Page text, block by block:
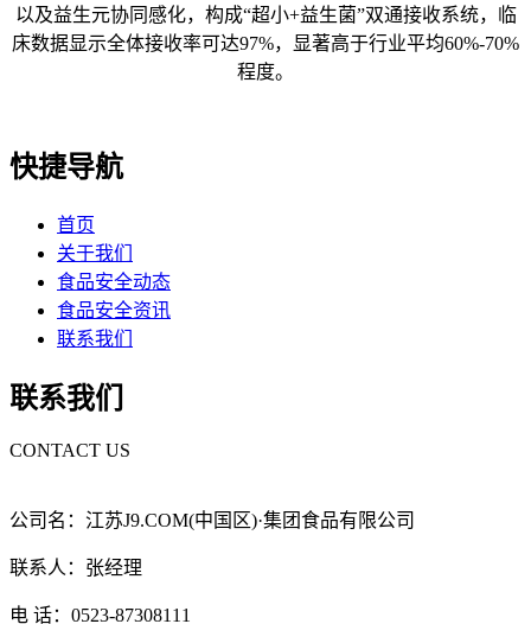
以及益生元协同感化，构成“超小+益生菌”双通接收系统，临
床数据显示全体接收率可达97%，显著高于行业平均60%-70%
程度。
快捷导航
首页
关于我们
食品安全动态
食品安全资讯
联系我们
联系我们
CONTACT US
公司名：江苏J9.COM(中国区)·集团食品有限公司
联系人：张经理
电 话：0523-87308111